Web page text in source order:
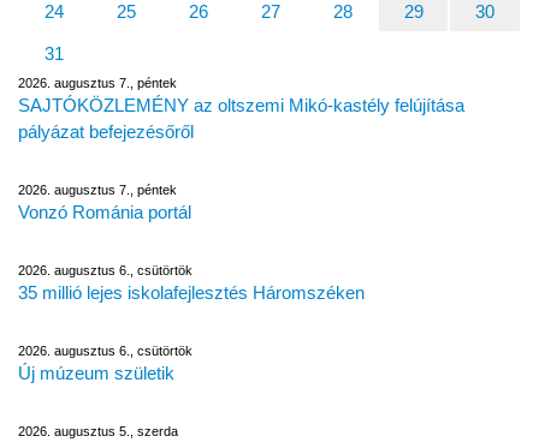
24 25 26 27 28 29 30
31
2026. augusztus 7., péntek
SAJTÓKÖZLEMÉNY az oltszemi Mikó-kastély felújítása
pályázat befejezésőről
2026. augusztus 7., péntek
Vonzó Románia portál
2026. augusztus 6., csütörtök
35 millió lejes iskolafejlesztés Háromszéken
2026. augusztus 6., csütörtök
Új múzeum születik
2026. augusztus 5., szerda